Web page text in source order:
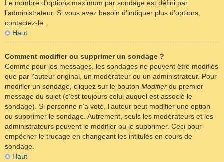
Le nombre d’options maximum par sondage est défini par
l’administrateur. Si vous avez besoin d’indiquer plus d’options,
contactez-le.
Haut
Comment modifier ou supprimer un sondage ?
Comme pour les messages, les sondages ne peuvent être modifiés
que par l’auteur original, un modérateur ou un administrateur. Pour
modifier un sondage, cliquez sur le bouton Modifier du premier
message du sujet (c’est toujours celui auquel est associé le
sondage). Si personne n’a voté, l’auteur peut modifier une option
ou supprimer le sondage. Autrement, seuls les modérateurs et les
administrateurs peuvent le modifier ou le supprimer. Ceci pour
empêcher le trucage en changeant les intitulés en cours de
sondage.
Haut